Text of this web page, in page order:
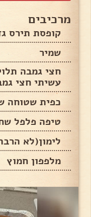
מרכיבים
קופסת תירס
שמיר
חצי גמבה
עשיתי חצי
כפית שטוחה
טיפה פלפל
לימון(לא
מלפפון חמוץ